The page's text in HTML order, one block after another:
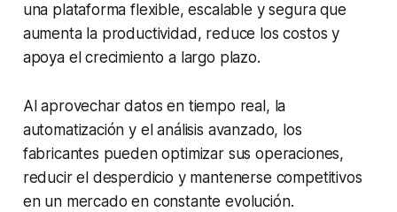
una plataforma flexible, escalable y segura que
aumenta la productividad, reduce los costos y
apoya el crecimiento a largo plazo.
Al aprovechar datos en tiempo real, la
automatización y el análisis avanzado, los
fabricantes pueden optimizar sus operaciones,
reducir el desperdicio y mantenerse competitivos
en un mercado en constante evolución.